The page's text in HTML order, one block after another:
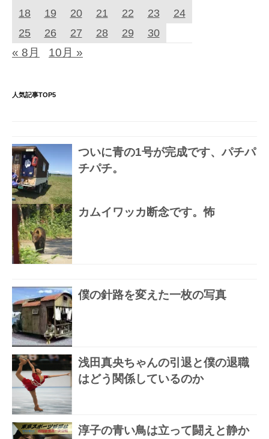
18
19 20 21 22 23
24
25
26 27 28 29 30
« 8月 10月 »
人気記事TOP5
ついに青の1号が完成です、パチパ
チパチ。
カムイワッカ断念です。怖
僕の針路を変えた一枚の写真
浅田真央ちゃんの引退と僕の退職
はどう関係しているのか
淳子の青い鳥は立って闘えと静か